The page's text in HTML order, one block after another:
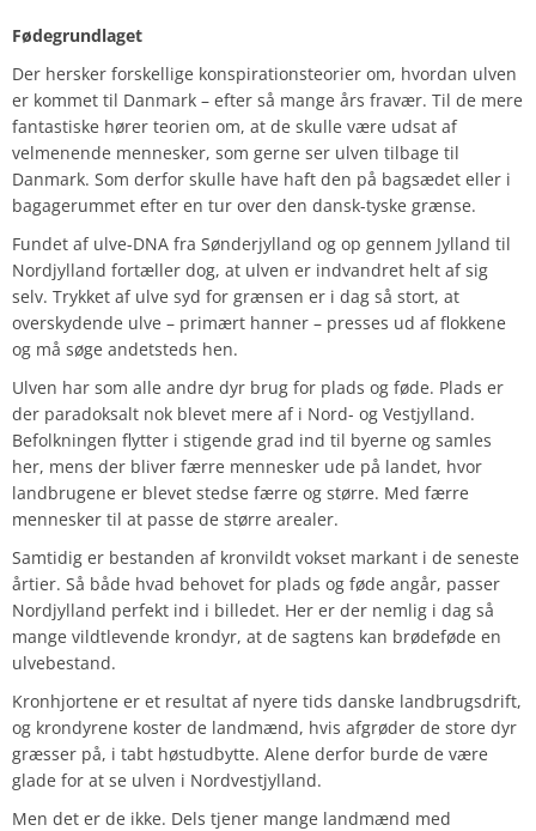
Fødegrundlaget
Der hersker forskellige konspirationsteorier om, hvordan ulven
er kommet til Danmark – efter så mange års fravær. Til de mere
fantastiske hører teorien om, at de skulle være udsat af
velmenende mennesker, som gerne ser ulven tilbage til
Danmark. Som derfor skulle have haft den på bagsædet eller i
bagagerummet efter en tur over den dansk-tyske grænse.
Fundet af ulve-DNA fra Sønderjylland og op gennem Jylland til
Nordjylland fortæller dog, at ulven er indvandret helt af sig
selv. Trykket af ulve syd for grænsen er i dag så stort, at
overskydende ulve – primært hanner – presses ud af flokkene
og må søge andetsteds hen.
Ulven har som alle andre dyr brug for plads og føde. Plads er
der paradoksalt nok blevet mere af i Nord- og Vestjylland.
Befolkningen flytter i stigende grad ind til byerne og samles
her, mens der bliver færre mennesker ude på landet, hvor
landbrugene er blevet stedse færre og større. Med færre
mennesker til at passe de større arealer.
Samtidig er bestanden af kronvildt vokset markant i de seneste
årtier. Så både hvad behovet for plads og føde angår, passer
Nordjylland perfekt ind i billedet. Her er der nemlig i dag så
mange vildtlevende krondyr, at de sagtens kan brødeføde en
ulvebestand.
Kronhjortene er et resultat af nyere tids danske landbrugsdrift,
og krondyrene koster de landmænd, hvis afgrøder de store dyr
græsser på, i tabt høstudbytte. Alene derfor burde de være
glade for at se ulven i Nordvestjylland.
Men det er de ikke. Dels tjener mange landmænd med